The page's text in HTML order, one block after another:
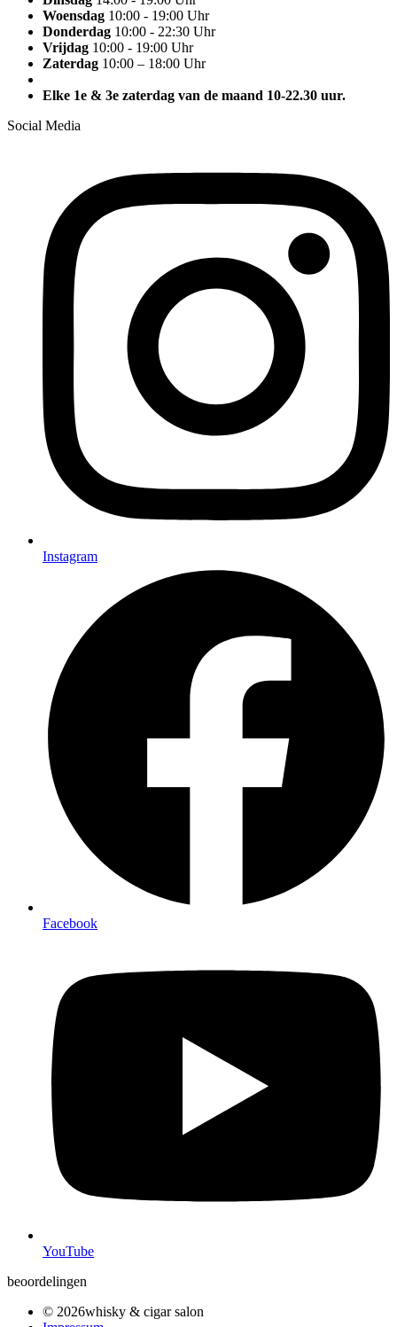
Woensdag 10:00 - 19:00 Uhr
Donderdag 10:00 - 22:30 Uhr
Vrijdag 10:00 - 19:00 Uhr
Zaterdag 10:00 – 18:00 Uhr
Elke 1e & 3e zaterdag van de maand 10-22.30 uur.
Social Media
Instagram
Facebook
YouTube
beoordelingen
© 2026whisky & cigar salon